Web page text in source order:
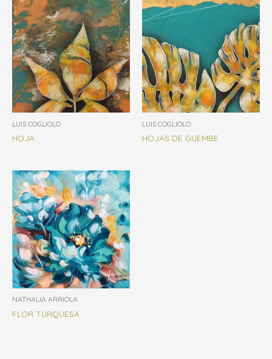
LUIS COGLIOLO
HOJA
LUIS COGLIOLO
HOJAS DE GUEMBE
NATHALIA ARRIOLA
FLOR TURQUESA